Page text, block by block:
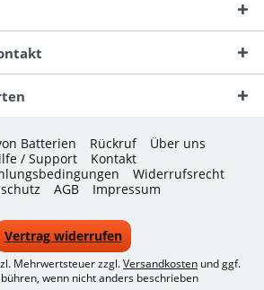
Batterien Rückruf
Über uns
/ Support
Kontakt
Widerrufsrecht
AGB Impressum
Vertrag widerrufen
Mehrwertsteuer zzgl.Versandkosten und ggf.
wenn nicht anders beschrieben